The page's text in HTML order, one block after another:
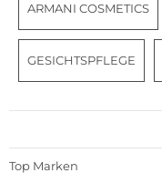
ARMANI COSMETICS
GESICHTSPFLEGE
Top Marken